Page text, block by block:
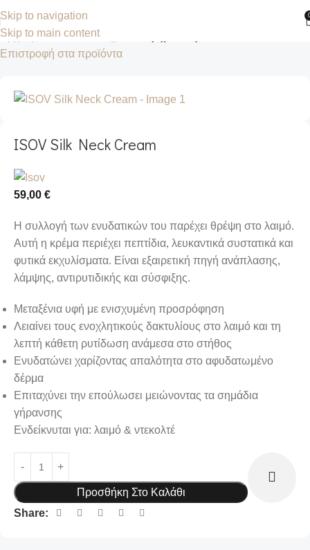
Skip to navigation
Skip to main content
Αρχική σελίδα Κατάστημα
Επιστροφή στα προϊόντα
ISOV Silk Neck Cream
59,00 €
Η συλλογή των ενυδατικών του παρέχει θρέψη στο λαιμό.
Αυτή η κρέμα περιέχει πεπτίδια, λευκαντικά συστατικά και
φυτικά εκχυλίσματα. Είναι εξαιρετική πηγή ανάπλασης,
λάμψης, αντιρυτιδικής και σύσφιξης.
Μεταξένια υφή με ενισχυμένη προσρόφηση
Λειαίνει τους ενοχλητικούς δακτυλίους στο λαιμό και τη
λεπτή κάθετη ρυτίδωση ανάμεσα στο στήθος
Ενυδατώνει χαρίζοντας απαλότητα στο αφυδατωμένο
δέρμα
Επιταχύνει την επούλωσει μειώνοντας τα σημάδια
γήρανσης
Ενδείκνυται για: λαιμό & ντεκολτέ
Προσθήκη Στο Καλάθι
Share: